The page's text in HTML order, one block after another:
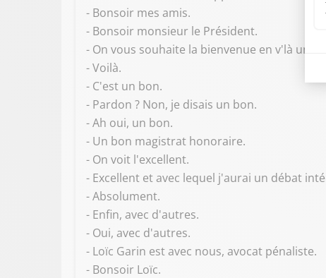
- Bonsoir mes amis.
- Bonsoir monsieur le Président.
- On vous souhaite la bienvenue en v'là un
- Voilà.
- C'est un bon.
- Pardon ? Non, je disais un bon.
- Ah oui, un bon.
- Un bon magistrat honoraire.
- On voit l'excellent.
- Excellent et avec lequel j'aurai un débat
- Absolument.
- Enfin, avec d'autres.
- Oui, avec d'autres.
- Loïc Garin est avec nous, avocat pénaliste.
- Bonsoir Loïc.